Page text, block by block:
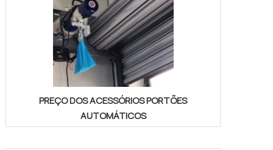
PREÇO DOS ACESSÓRIOS PORTÕES
AUTOMÁTICOS